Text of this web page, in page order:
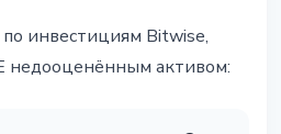
инвестициям Bitwise,
недооценённым активом: